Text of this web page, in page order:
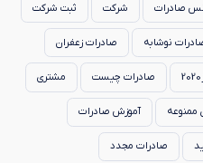
صادرات شرکت ثبت شرکت
نوشابه صادرات زعفران
صادرات چیست مشتری
ممنوعه آموزش صادرات
صادرات مجدد